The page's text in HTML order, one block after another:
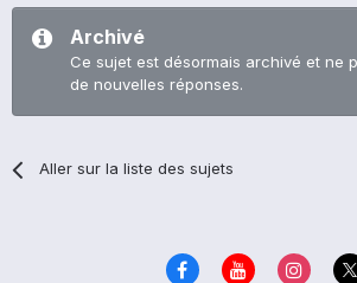
Archivé
Ce sujet est désormais archivé et ne
de nouvelles réponses.
Aller sur la liste des sujets